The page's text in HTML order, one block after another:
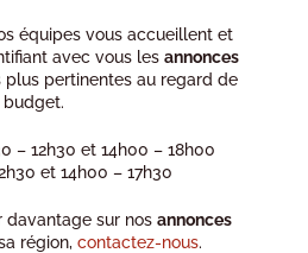
équipes vous accueillent et
avec vous les annonces
plus pertinentes au regard de
– 12h30 et 14h00 – 18h00
et 14h00 – 17h30
davantage sur nos annonces
région, contactez-nous.